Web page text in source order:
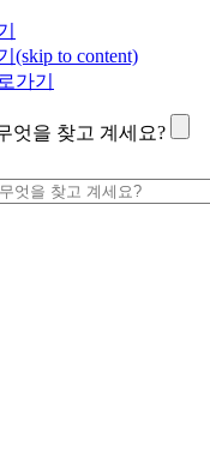
(skip to content)
가기
엇을 찾고 계세요?